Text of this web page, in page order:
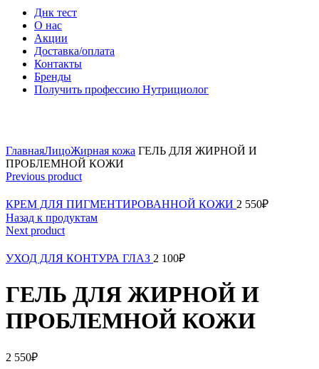
Днк тест
О нас
Акции
Доставка/оплата
Контакты
Бренды
Получить профессию Нутрициолог
ГлавнаяЛицоЖирная кожа ГЕЛЬ ДЛЯ ЖИРНОЙ И
ПРОБЛЕМНОЙ КОЖИ
Previous product
КРЕМ ДЛЯ ПИГМЕНТИРОВАННОЙ КОЖИ 2 550₽
Назад к продуктам
Next product
УХОД ДЛЯ КОНТУРА ГЛАЗ 2 100₽
ГЕЛЬ ДЛЯ ЖИРНОЙ И
ПРОБЛЕМНОЙ КОЖИ
2 550₽